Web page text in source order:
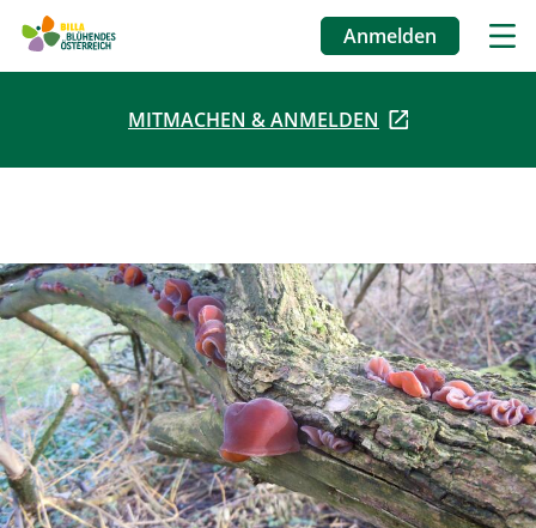
Direkt
Benutzermenü
Anmelden
MITMACHEN & ANMELDEN